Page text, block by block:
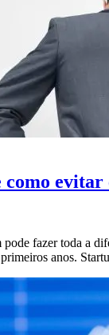
evitar
fazer toda a
anos.